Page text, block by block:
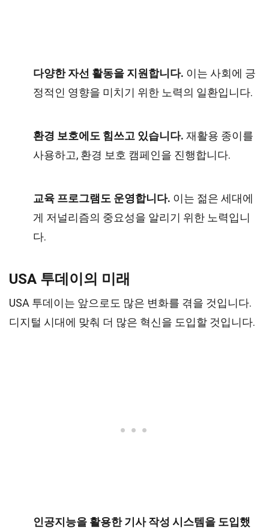
다양한 자선 활동을 지원합니다. 이는 사회에 긍
정적인 영향을 미치기 위한 노력의 일환입니다.
환경 보호에도 힘쓰고 있습니다. 재활용 종이를
사용하고, 환경 보호 캠페인을 진행합니다.
교육 프로그램도 운영합니다. 이는 젊은 세대에
게 저널리즘의 중요성을 알리기 위한 노력입니
다.
USA 투데이의 미래
USA 투데이는 앞으로도 많은 변화를 겪을 것입니다.
디지털 시대에 맞춰 더 많은 혁신을 도입할 것입니다.
인공지능을 활용한 기사 작성 시스템을 도입했